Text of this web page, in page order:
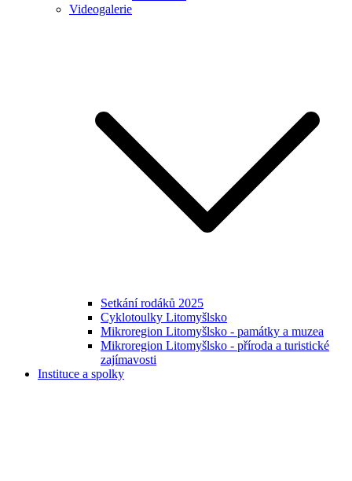
Videogalerie
Setkání rodáků 2025
Cyklotoulky Litomyšlsko
Mikroregion Litomyšlsko - památky a muzea
Mikroregion Litomyšlsko - příroda a turistické
zajímavosti
Instituce a spolky